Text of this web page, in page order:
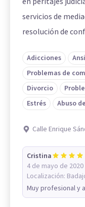
servicios de
resolución de
Adicciones
Problemas de
Divorcio
Estrés
Abuso
Calle Enrique
Cristina
4 de mayo de 2020
Localización:
Muy profesional y